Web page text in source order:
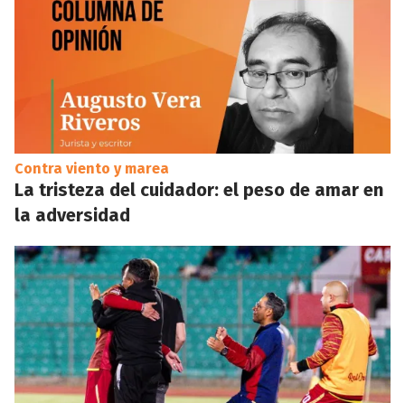
Contra viento y marea
La tristeza del cuidador: el peso de amar en
la adversidad